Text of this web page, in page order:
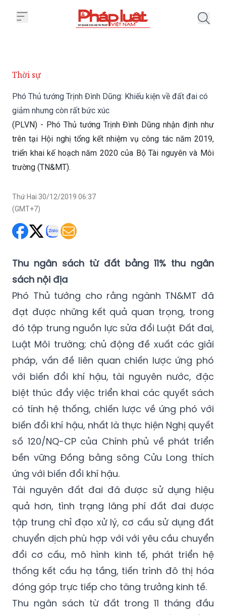
Thời sự
Phó Thủ tướng Trịnh Đình Dũng: Khiếu kiện về đất đai có
giảm nhưng còn rất bức xúc
(PLVN) - Phó Thủ tướng Trịnh Đình Dũng nhận định như
trên tại Hội nghị tổng kết nhiệm vụ công tác năm 2019,
trường (TN&MT).
Thứ Hai 30/12/2019 06:37
Thu ngân sách từ đất bằng 11% thu ngân
sách nội địa
Phó Thủ tướng cho rằng ngành TN&MT đã
đạt được những kết quả quan trọng, trong
đó tập trung nguồn lực sửa đổi Luật Đất đai,
Luật Môi trường; chủ động đề xuất các giải
pháp, vấn đề liên quan chiến lược ứng phó
với biến đổi khí hậu, tài nguyên nước, đặc
biệt thúc đẩy việc triển khai các quyết sách
có tính hệ thống, chiến lược về ứng phó với
biến đổi khí hậu, nhất là thực hiện Nghị quyết
số 120/NQ-CP của Chính phủ về phát triển
bền vững Đồng bằng sông Cửu Long thích
ứng với biến đổi khí hậu.
Tài nguyên đất đai đã được sử dụng hiệu
quả hơn, tình trạng lãng phí đất đai được
tập trung chỉ đạo xử lý, cơ cấu sử dụng đất
chuyển dịch phù hợp với với yêu cầu chuyển
đổi cơ cấu, mô hình kinh tế, phát triển hệ
thống kết cấu hạ tầng, tiến trình đô thị hóa